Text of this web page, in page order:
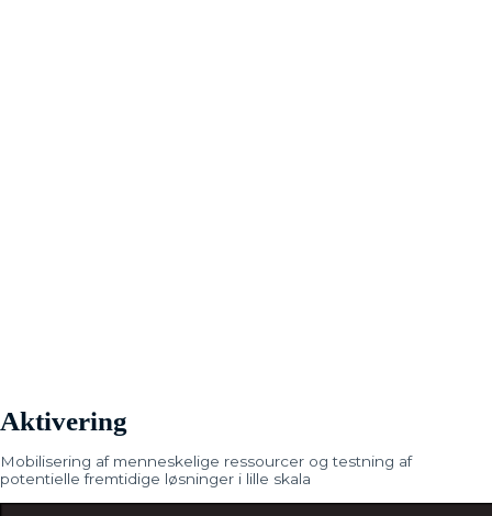
Aktivering
Mobilisering af menneskelige ressourcer og testning af
potentielle fremtidige løsninger i lille skala